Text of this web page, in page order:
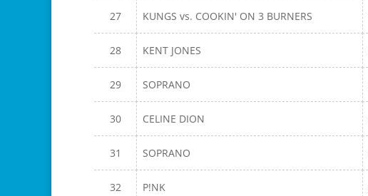
27 KUNGS vs. COOKIN' ON 3 BURNERS
28 KENT JONES
29 SOPRANO
30 CELINE DION
31 SOPRANO
32 P!NK